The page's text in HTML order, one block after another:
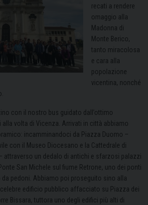
recati a rendere
omaggio alla
Madonna di
Monte Berico,
tanto miracolosa
e cara alla
popolazione
vicentina, nonché
con il nostro bus guidato dall’ottimo
volta di Vicenza. Arrivati in città abbiamo
incamminandoci da Piazza Duomo –
con il Museo Diocesano e la Cattedrale di
attraverso un dedalo di antichi e sfarzosi palazzi
San Michele sul fiume Retrone, uno dei ponti
pedoni. Abbiamo poi proseguito sino alla
edificio pubblico affacciato su Piazza dei
Bissara, tuttora uno degli edifici più alti di